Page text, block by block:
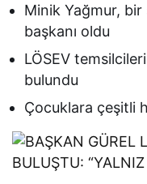
Minik Yağmur, bir
başkanı oldu
LÖSEV
bulundu
Çocuklara çeşitli